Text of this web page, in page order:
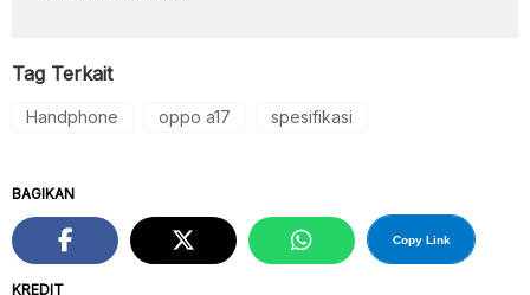
Tag Terkait
Handphone oppo a17 spesifikasi
KREDIT
BAGIKAN
Copy Link